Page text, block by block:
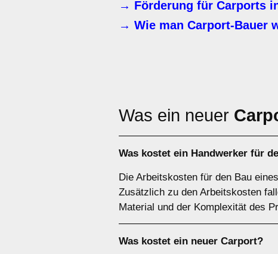
→ Förderung für Carports
→ Wie man Carport-Bauer
Was ein neuer
Was kostet ein Handwerker für
Die Arbeitskosten für den Bau
Zusätzlich zu den Arbeitskosten
Material und der Komplexität des
Was kostet ein neuer Carport?